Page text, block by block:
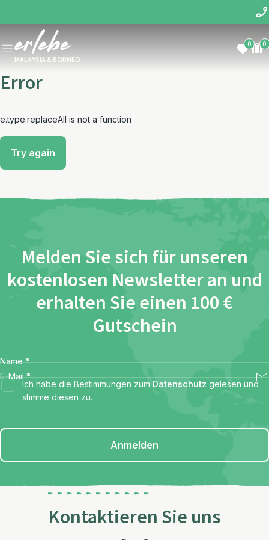
MALAYSIA & BORNEO
0 0
Error
e.type.replaceAll is not a function
Try again
Melden Sie sich für unseren
kostenlosen Newsletter an und
erhalten Sie einen 100 €
Gutschein
Name *
E-Mail *
Ich habe die Bestimmungen zum Datenschutz gelesen und
stimme diesen zu.
Anmelden
Kontaktieren Sie uns